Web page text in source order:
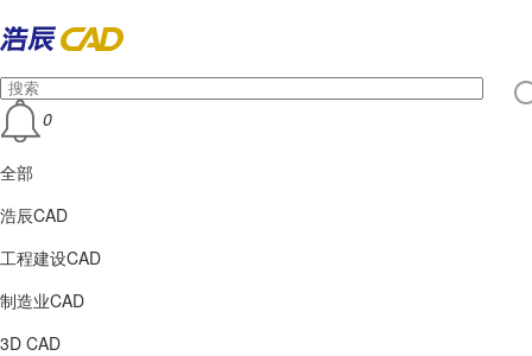
0
全部
浩辰CAD
工程建设CAD
制造业CAD
3D CAD